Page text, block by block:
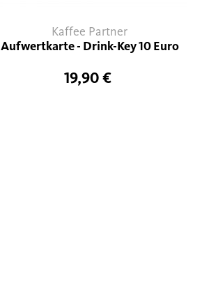
Kaffee Partner
Aufwertkarte - Drink-Key 10 Euro
19,90 €